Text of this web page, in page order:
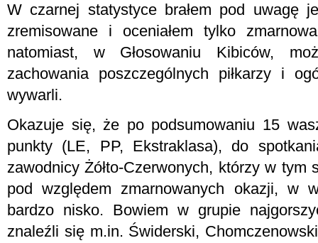
W czarnej statystyce brałem pod uwagę
zremisowane i oceniałem tylko
natomiast, w Głosowaniu Kibiców,
zachowania poszczególnych piłkarzy i
wywarli.
Okazuje się, że po podsumowaniu 15
punkty (LE, PP, Ekstraklasa), do
zawodnicy Żółto-Czerwonych, którzy w
pod względem zmarnowanych okazji, w
bardzo nisko. Bowiem w grupie
znaleźli się m.in. Świderski,